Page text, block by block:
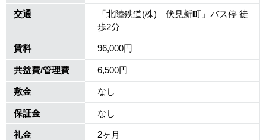
賃料 96,000円
共益費/管理費 6,500円
敷金 なし
保証金 なし
礼金 2ヶ月
交通
「北陸鉄道(株) 伏見新町」バス停 徒
歩2分